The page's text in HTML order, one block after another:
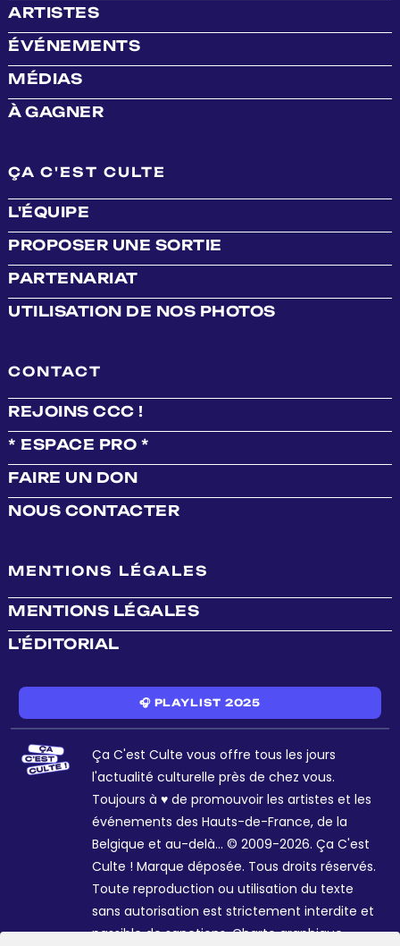
ARTISTES
ÉVÉNEMENTS
MÉDIAS
À GAGNER
ÇA C'EST CULTE
L'ÉQUIPE
PROPOSER UNE SORTIE
PARTENARIAT
UTILISATION DE NOS PHOTOS
CONTACT
REJOINS CCC !
* ESPACE PRO *
FAIRE UN DON
NOUS CONTACTER
MENTIONS LÉGALES
MENTIONS LÉGALES
L'ÉDITORIAL
🎧 PLAYLIST 2025
Ça C'est Culte vous offre tous les jours
l'actualité culturelle près de chez vous.
Toujours à ♥ de promouvoir les artistes et les
événements des Hauts-de-France, de la
Belgique et au-delà... © 2009-2026. Ça C'est
Culte ! Marque déposée. Tous droits réservés.
Toute reproduction ou utilisation du texte
sans autorisation est strictement interdite et
passible de sanctions. Charte graphique